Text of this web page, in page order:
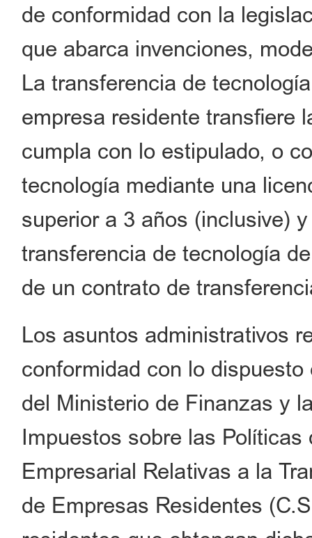
de conformidad con la
que abarca invenciones,
La transferencia de
empresa residente transfiere
cumpla con lo estipulado, o
tecnología mediante una
superior a 3 años (inclusive)
transferencia de tecnología
de un contrato de
Los asuntos administrativos
conformidad con lo
del Ministerio de Finanzas y
Impuestos sobre las
Empresarial Relativas a la
de Empresas Residentes